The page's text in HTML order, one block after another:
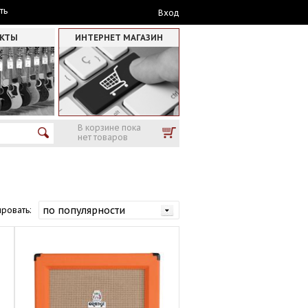
Вход
ИНТЕРНЕТ МАГАЗИН
В корзине пока
нет товаров